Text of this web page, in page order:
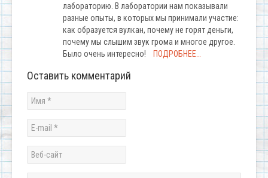
лабораторию. В лаборатории нам показывали
разные опыты, в которых мы принимали участие:
как образуется вулкан, почему не горят деньги,
почему мы слышим звук грома и многое другое.
Было очень интересно!
ПОДРОБНЕЕ…
Оставить комментарий